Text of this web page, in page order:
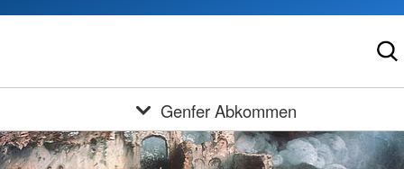
Genfer Abkommen